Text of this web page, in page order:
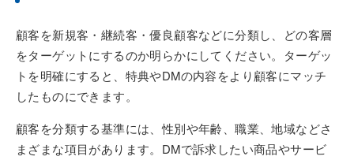
顧客を新規客・継続客・優良顧客などに分類し、どの客層
をターゲットにするのか明らかにしてください。ターゲッ
トを明確にすると、特典やDMの内容をより顧客にマッチ
したものにできます。
顧客を分類する基準には、性別や年齢、職業、地域などさ
まざまな項目があります。DMで訴求したい商品やサービ